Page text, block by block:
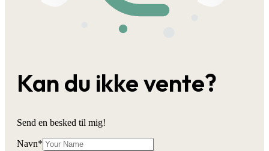
Kan du ikke vente?
Send en besked til mig!
Navn*